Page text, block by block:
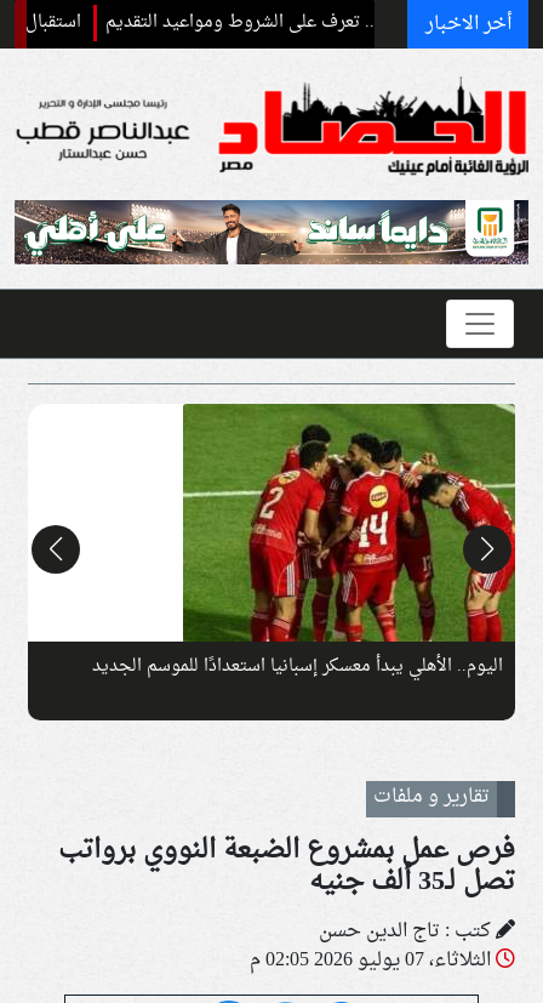
أخر الاخبار استقبال رسمي
اليوم.. الأهلي يبدأ معسكر إسبانيا استعدادًا للموسم الجديد
تقارير و ملفات
فرص عمل بمشروع الضبعة النووي برواتب
تصل لـ35 ألف جنيه
كتب : تاج الدين حسن
الثلاثاء، 07 يوليو 2026 02:05 م